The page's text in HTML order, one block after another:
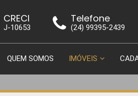
CRECI
J-10653
Telefone
(24) 99395-2439
QUEM SOMOS IMÓVEIS